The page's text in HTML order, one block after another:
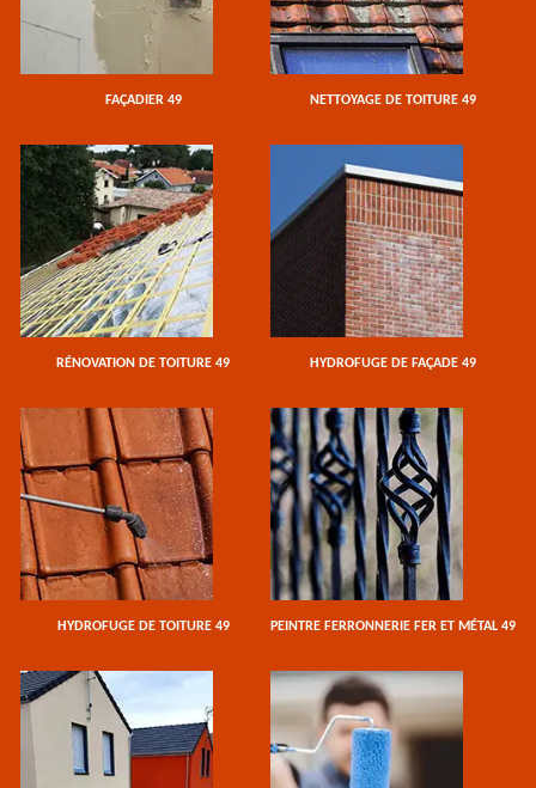
FAÇADIER 49 NETTOYAGE DE TOITURE 49
RÉNOVATION DE TOITURE 49 HYDROFUGE DE FAÇADE 49
HYDROFUGE DE TOITURE 49 PEINTRE FERRONNERIE FER ET MÉTAL 49